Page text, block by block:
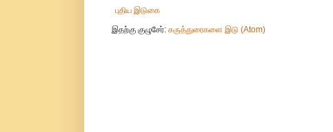
புதிய இடுகை
இதற்கு குழுசேர்: கருத்துரைகளை இடு (Atom)